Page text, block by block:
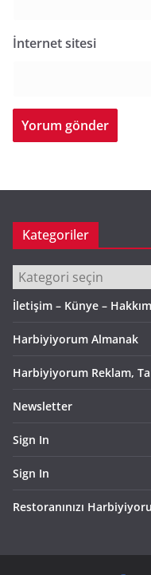
İnternet sitesi
Kategoriler
Kategoriler
İletişim – Künye –
Harbiyiyorum Almanak
Harbiyiyorum Reklam,
Newsletter
Sign In
Sign In
Restoranınızı